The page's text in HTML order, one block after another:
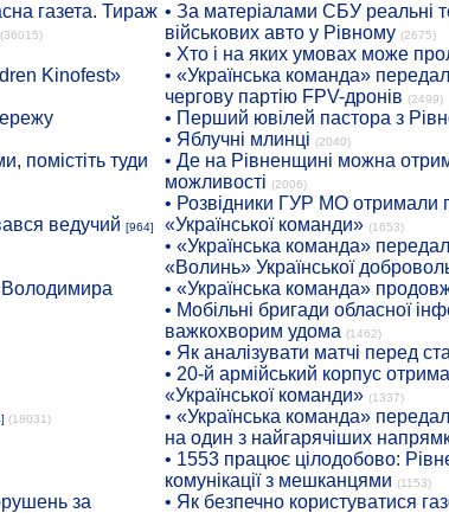
газета. Тираж
(36015)
Kinofest»
помістіть туди
ведучий [964]
Володимира
(18031)
за
• За матеріалами СБУ реальні
військових авто у Рівному (2675)
• Хто і на яких умовах може
• «Українська команда»
чергову партію FPV-дронів (2499)
• Перший ювілей пастора з
• Яблучні млинці (2040)
• Де на Рівненщині можна
можливості (2006)
• Розвідники ГУР МО отримали
«Української команди» (1653)
• «Українська команда»
«Волинь» Української
• «Українська команда»
• Мобільні бригади обласної
важкохворим удома (1462)
• Як аналізувати матчі перед
• 20-й армійський корпус
«Української команди» (1337)
• «Українська команда»
на один з найгарячіших
• 1553 працює цілодобово:
комунікації з мешканцями (1153)
• Як безпечно користуватися